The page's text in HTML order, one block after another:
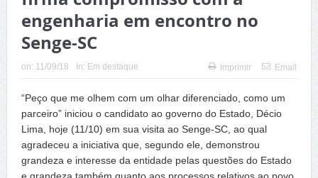
engenharia em encontro no
Senge-SC
on: 11/09/18 In: Em destaque Imprimir Email
“Peço que me olhem com um olhar diferenciado, como um
parceiro” iniciou o candidato ao governo do Estado, Décio
Lima, hoje (11/10) em sua visita ao Senge-SC, ao qual
agradeceu a iniciativa que, segundo ele, demonstrou
grandeza e interesse da entidade pelas questões do Estado